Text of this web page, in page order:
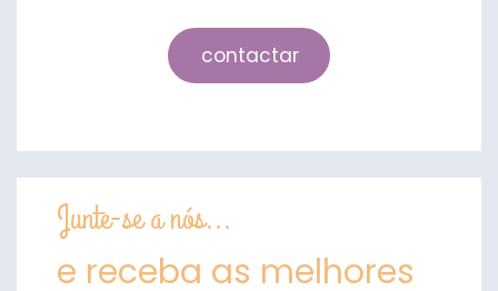
contactar
Junte-se a nós...
e receba as melhores